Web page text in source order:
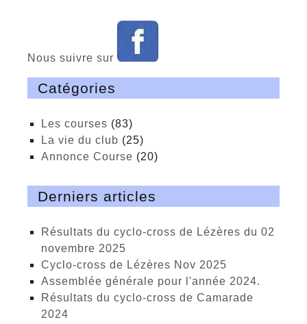
Nous suivre sur
Catégories
Les courses (83)
La vie du club (25)
Annonce Course (20)
Derniers articles
Résultats du cyclo-cross de Lézères du 02
novembre 2025
cyclo-cross de Lézères Nov 2025
Assemblée générale pour l'année 2024.
Résultats du cyclo-cross de Camarade
2024